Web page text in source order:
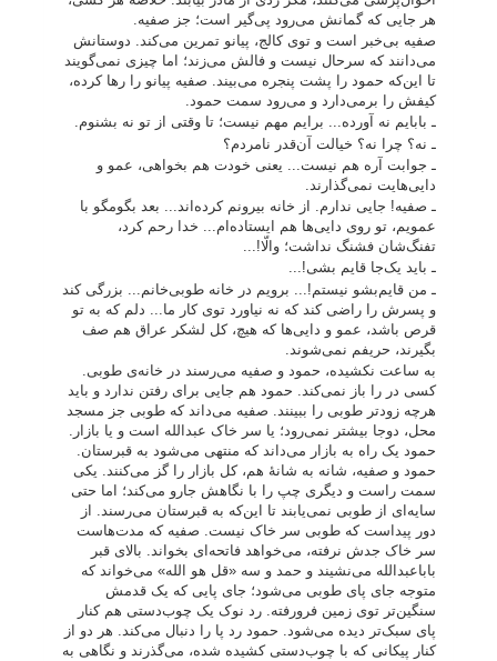
هر جایی که گمانش می‌رود پی‌گیر است؛ جز صفیه.
صفیه بی‌خبر است و توی کالج، پیانو تمرین می‌کند. دوستانش
می‌دانند که سرحال نیست و فالش می‌زند؛ اما چیزی نمی‌گویند
تا این‌که حمود را پشت پنجره می‌بیند. صفیه پیانو را رها کرده،
کیفش را برمی‌دارد و می‌رود سمت حمود.
ـ بابایم نه آورده... برایم مهم نیست؛ تا وقتی از تو نه بشنوم.
ـ نه؟ چرا نه؟ خیالت آن‌قدر نامردم؟
ـ جوابت آره هم نیست... یعنی خودت هم بخواهی، عمو و
دایی‌هایت نمی‌گذارند.
ـ صفیه! جایی ندارم. از خانه بیرونم کرده‌اند... بعد بگومگو با
عمویم، تو روی دایی‌ها هم ایستاده‌ام... خدا رحم کرد،
تفنگ‌شان فشنگ نداشت؛ والّا!...
ـ باید یک‌جا قایم بشی!...
ـ من قایم‌بشو نیستم!... برویم در خانه طوبی‌خانم... بزرگی کند
و پسرش را راضی کند که نه نیاورد توی کار ما... دلم که به تو
قرص باشد، عمو و دایی‌ها که هیچ، کل لشکر عراق هم صف
بگیرند، حریفم نمی‌شوند.
به ساعت نکشیده، حمود و صفیه می‌رسند در خانه‌ی طوبی.
کسی در را باز نمی‌کند. حمود هم جایی برای رفتن ندارد و باید
هرچه زودتر طوبی را ببینند. صفیه می‌داند که طوبی جز مسجد
محل، دوجا بیشتر نمی‌رود؛ یا سر خاک عبدالله است و یا بازار.
حمود یک راه به بازار می‌داند که منتهی می‌شود به قبرستان.
حمود و صفیه، شانه به شانۀ هم، کل بازار را گز می‌کنند. یکی
سمت راست و دیگری چپ را با نگاهش جارو می‌کند؛ اما حتی
سایه‌ای از طوبی نمی‌یابند تا این‌که به قبرستان می‌رسند. از
دور پیداست که طوبی سر خاک نیست. صفیه که مدت‌هاست
سر خاک جدش نرفته، می‌خواهد فاتحه‌ای بخواند. بالای قبر
باباعبدالله می‌نشیند و حمد و سه «قل هو الله» می‌خواند که
متوجه جای پای طوبی می‌شود؛ جای پایی که یک قدمش
سنگین‌تر توی زمین فرورفته. رد نوک یک چوب‌دستی هم کنار
پای سبک‌تر دیده می‌شود. حمود رد پا را دنبال می‌کند. هر دو از
کنار پیکانی که با چوب‌دستی کشیده شده، می‌گذرند و نگاهی به